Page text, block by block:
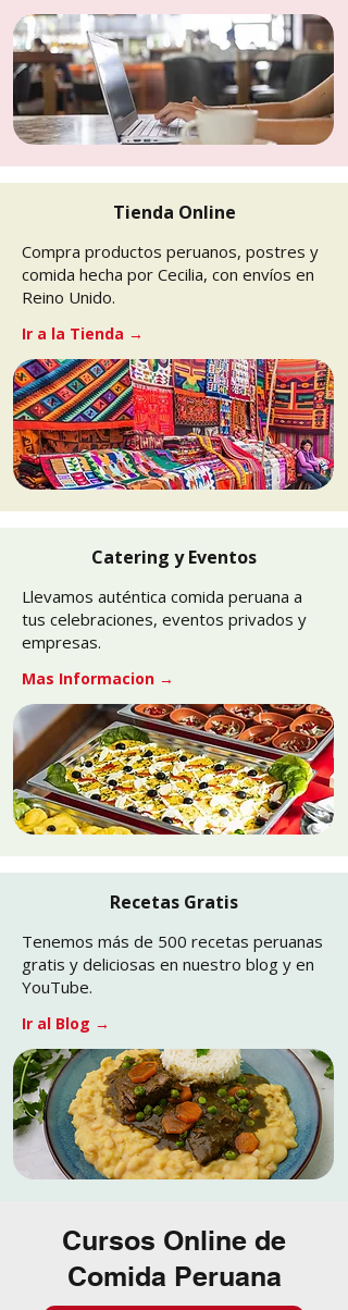
Tienda Online
Compra productos peruanos, postres y
comida hecha por Cecilia, con envíos en
Reino Unido.
Ir a la Tienda →
Catering y Eventos
Llevamos auténtica comida peruana a
tus celebraciones, eventos privados y
empresas.
Mas Informacion →
Recetas Gratis
Tenemos más de 500 recetas peruanas
gratis y deliciosas en nuestro blog y en
YouTube.
Ir al Blog →
Cursos Online de
Comida Peruana